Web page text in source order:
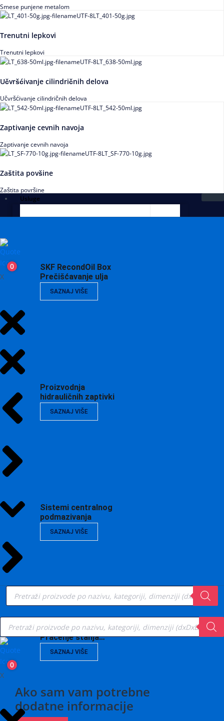
Smese punjene metalom
Trenutni lepkovi
Trenutni lepkovi
Učvršćivanje cilindričnih delova
Učvršćivanje cilindričnih delova
Zaptivanje cevnih navoja
Zaptivanje cevnih navoja
Zaštita povšine
Zaštita površine
Usluge
SKF RecondOil Box
Prečišćavanje ulja
SAZNAJ VIŠE
Proizvodnja
hidrauličnih zaptivki
SAZNAJ VIŠE
Sistemi centralnog
podmazivanja
SAZNAJ VIŠE
Vibrodijagnostika,
Praćenje stanja…
SAZNAJ VIŠE
Ako sam vam potrebne
dodatne informacije
0
X
Products
search
Products
search
0
X